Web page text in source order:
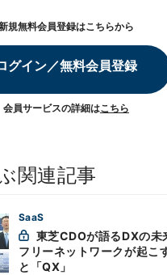
規無料会員登録はこちらから
グイン／無料会員登録
会員サービスの詳細はこちら
関連記事
SaaS
フリーネットワークが起こ
と「QX」